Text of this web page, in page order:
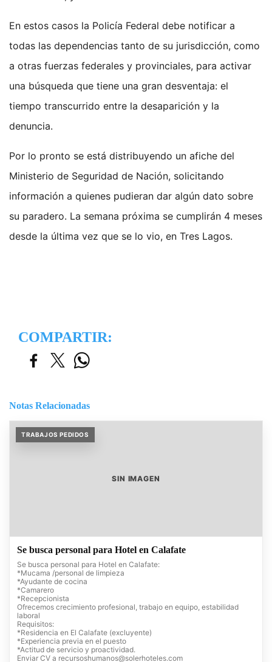
En estos casos la Policía Federal debe notificar a
todas las dependencias tanto de su jurisdicción, como
a otras fuerzas federales y provinciales, para activar
una búsqueda que tiene una gran desventaja: el
tiempo transcurrido entre la desaparición y la
denuncia.
Por lo pronto se está distribuyendo un afiche del
Ministerio de Seguridad de Nación, solicitando
información a quienes pudieran dar algún dato sobre
su paradero. La semana próxima se cumplirán 4 meses
desde la última vez que se lo vio, en Tres Lagos.
COMPARTIR:
Notas Relacionadas
TRABAJOS PEDIDOS
SIN IMAGEN
Se busca personal para Hotel en Calafate
Se busca personal para Hotel en Calafate:
*Mucama /personal de limpieza
*Ayudante de cocina
*Camarero
*Recepcionista
Ofrecemos crecimiento profesional, trabajo en equipo, estabilidad
laboral
Requisitos:
*Residencia en El Calafate (excluyente)
*Experiencia previa en el puesto
*Actitud de servicio y proactividad.
Enviar CV a recursoshumanos@solerhoteles.com